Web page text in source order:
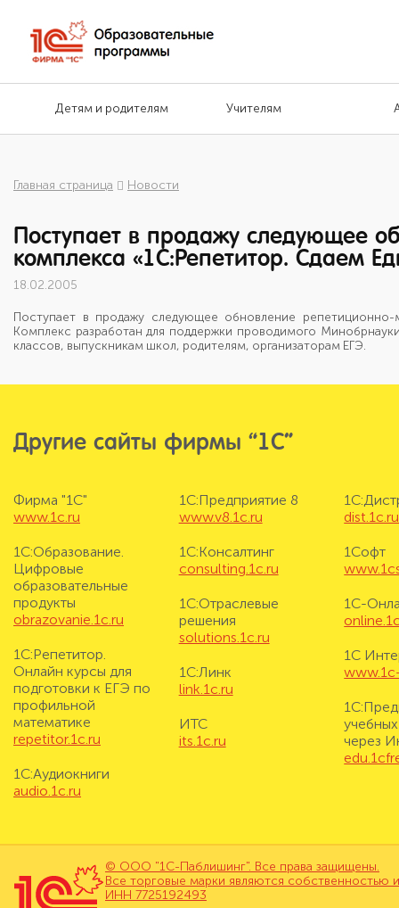
Детям и родителям Учителям
Главная страница Новости
Поступает в продажу следующее
комплекса «1С:Репетитор. Сдаем
18.02.2005
Поступает в продажу следующее обновление
Комплекс разработан для поддержки проводимого
классов, выпускникам школ, родителям, организаторам ЕГЭ.
Другие сайты фирмы “1С”
Фирма "1С"
www.1c.ru
1С:Образование.
Цифровые
образовательные
продукты
obrazovanie.1c.ru
1С:Репетитор.
Онлайн курсы для
подготовки к ЕГЭ по
профильной
математике
repetitor.1c.ru
1С:Аудиокниги
audio.1c.ru
1С:Предприятие 8
www.v8.1c.ru
1С:Консалтинг
consulting.1c.ru
1С:Отраслевые
решения
solutions.1c.ru
1С:Линк
link.1c.ru
ИТС
its.1c.ru
dist.1c.ru
1Софт
1С-
1С
через
© ООО "1С-Паблишинг". Все права защищены.
Все торговые марки являются собственностью
ИНН 7725192493